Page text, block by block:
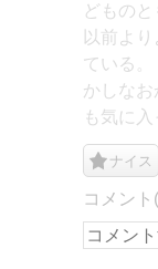
どもの
以前よ
ている
かしなお
も気に入
ナイス
コメント